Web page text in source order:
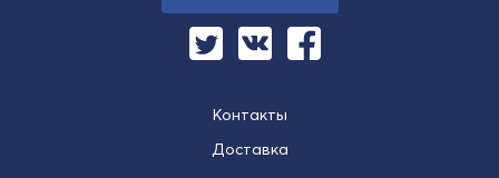
Контакты
Доставка